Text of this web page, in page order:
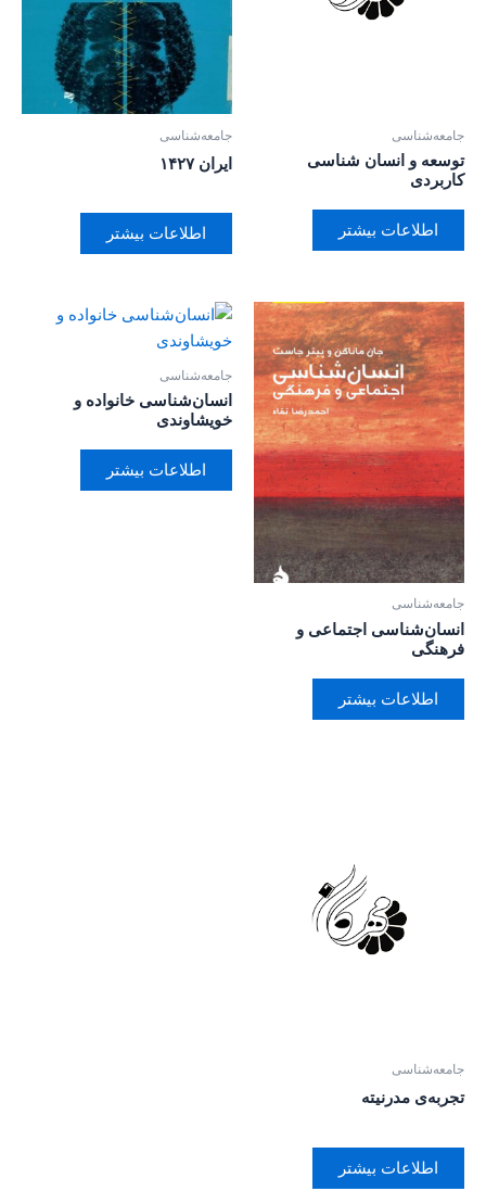
جامعه‌شناسی
توسعه و انسان شناسی
کاربردی
اطلاعات بیشتر
جامعه‌شناسی
ایران ۱۴۲۷
اطلاعات بیشتر
جامعه‌شناسی
انسان‌شناسی اجتماعی و
فرهنگی
اطلاعات بیشتر
جامعه‌شناسی
انسان‌شناسی خانواده و
خویشاوندی
اطلاعات بیشتر
جامعه‌شناسی
تجربه‌ی مدرنیته
اطلاعات بیشتر